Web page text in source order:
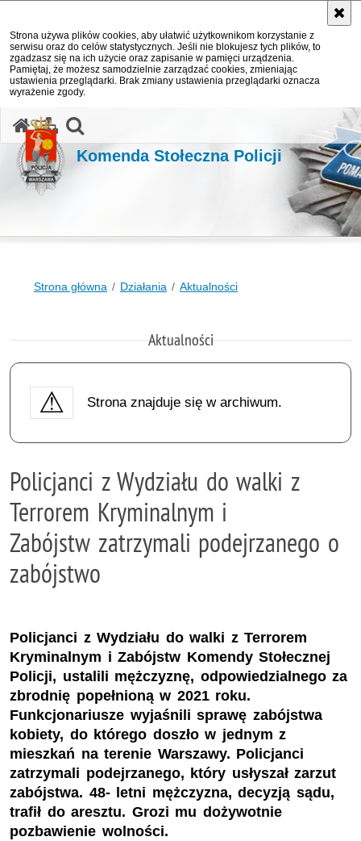
Strona używa plików cookies, aby ułatwić użytkownikom korzystanie z
serwisu oraz do celów statystycznych. Jeśli nie blokujesz tych plików, to
zgadzasz się na ich użycie oraz zapisanie w pamięci urządzenia.
Pamiętaj, że możesz samodzielnie zarządzać cookies, zmieniając
ustawienia przeglądarki. Brak zmiany ustawienia przeglądarki oznacza
wyrażenie zgody.
Komenda Stołeczna Policji
Strona główna Działania Aktualności
Aktualności
Strona znajduje się w archiwum.
Policjanci z Wydziału do walki z
Terrorem Kryminalnym i
Zabójstw zatrzymali podejrzanego o
zabójstwo
Policjanci z Wydziału do walki z Terrorem
Kryminalnym i Zabójstw Komendy Stołecznej
Policji, ustalili mężczyznę, odpowiedzialnego za
zbrodnię popełnioną w 2021 roku.
Funkcjonariusze wyjaśnili sprawę zabójstwa
kobiety, do którego doszło w jednym z
mieszkań na terenie Warszawy. Policjanci
zatrzymali podejrzanego, który usłyszał zarzut
zabójstwa. 48- letni mężczyzna, decyzją sądu,
trafił do aresztu. Grozi mu dożywotnie
pozbawienie wolności.